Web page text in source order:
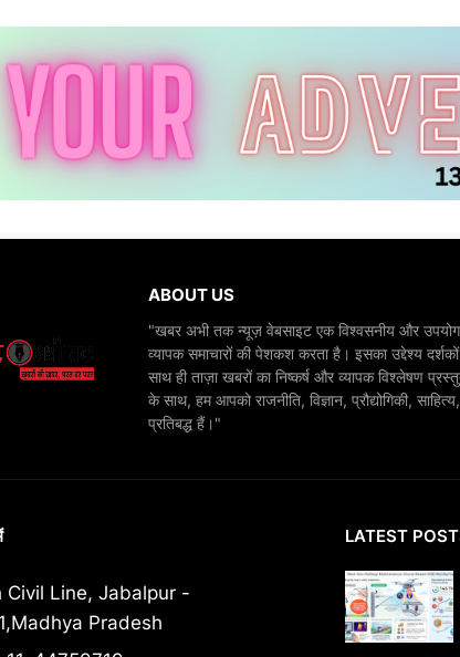
ABOUT US
"खबर अभी तक न्यूज़ वेबसाइट एक विश्वसनीय और
व्यापक समाचारों की पेशकश करता है। इसका उद्देश्य दर्शकों
साथ ही ताज़ा खबरों का निष्कर्ष और व्यापक विश्लेषण
के साथ, हम आपको राजनीति, विज्ञान, प्रौद्योगिकी,
प्रतिबद्ध हैं।"
Civil Line, Jabalpur -
Pradesh
LATEST